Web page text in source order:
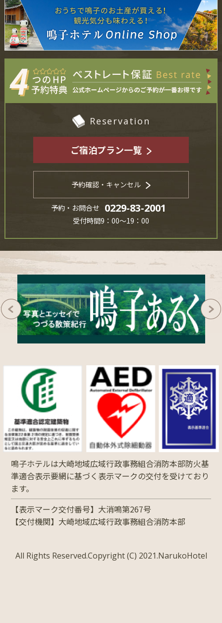
Reservation
ご宿泊プラン一覧
予約確認・キャンセル
予約・お問合せ 0229-83-2001
受付時間9：00～19：00
鳴子ホテルは大崎地域広域行政事務組合消防本部防火基
準適合表示要網に基づく表示マークの交付を受けており
ます。
【表示マーク交付番号】大消鳴第267号
【交付機関】大崎地域広域行政事務組合消防本部
All Rights Reserved.Copyright (C) 2021.NarukoHotel